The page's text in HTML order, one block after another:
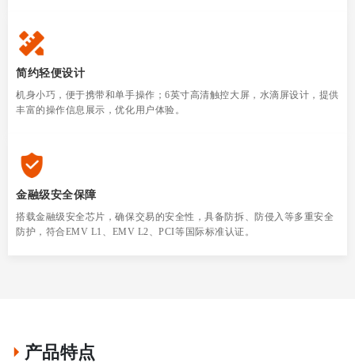
简约轻便设计
机身小巧，便于携带和单手操作；6英寸高清触控大屏，水滴屏设计，提供
丰富的操作信息展示，优化用户体验。
金融级安全保障
搭载金融级安全芯片，确保交易的安全性，具备防拆、防侵入等多重安全
防护，符合EMV L1、EMV L2、PCI等国际标准认证。
产品特点